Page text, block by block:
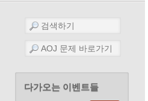
다가오는 이벤트들